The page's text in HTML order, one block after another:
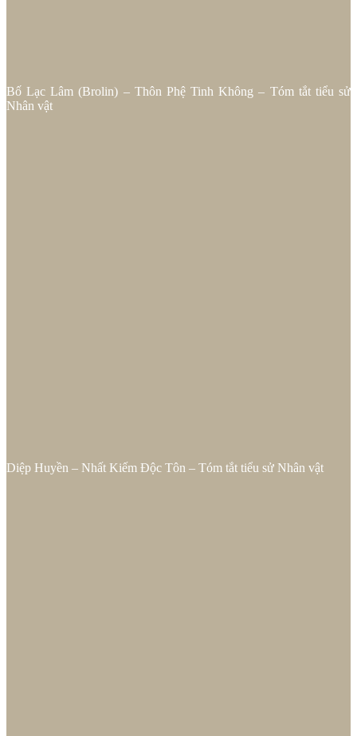
Bố Lạc Lâm (Brolin) – Thôn Phệ Tinh Không – Tóm tắt tiểu sử
Nhân vật
Diệp Huyền – Nhất Kiếm Độc Tôn – Tóm tắt tiểu sử Nhân vật